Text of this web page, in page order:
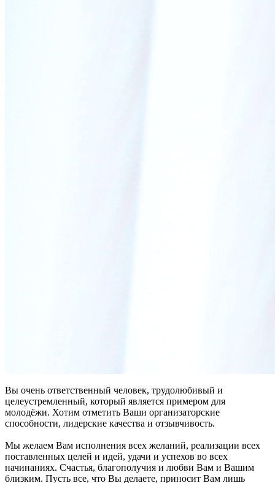
Вы очень ответственный человек, трудолюбивый и
целеустремленный, который является примером для
молодёжи. Хотим отметить Ваши организаторские
способности, лидерские качества и отзывчивость.
Мы желаем Вам исполнения всех желаний, реализации всех
поставленных целей и идей, удачи и успехов во всех
начинаниях. Счастья, благополучия и любви Вам и Вашим
близким. Пусть все, что Вы делаете, приносит Вам лишь